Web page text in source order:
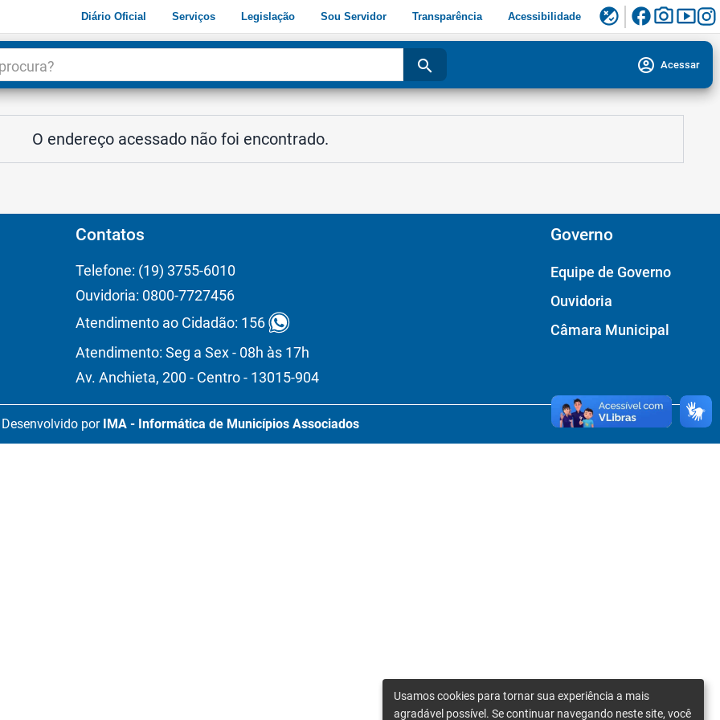
Diário Oficial Serviços Legislação Sou Servidor Transparência Acessibilidade flaky facebookphoto_camerasmart_display
search account_circle Acessar
O endereço acessado não foi encontrado.
Contatos
Telefone: (19) 3755-6010
Ouvidoria: 0800-7727456
Atendimento ao Cidadão: 156
Atendimento: Seg a Sex - 08h às 17h
Av. Anchieta, 200 - Centro - 13015-904
Governo
Equipe de Governo
Ouvidoria
Câmara Municipal
Desenvolvido por IMA - Informática de Municípios Associados
Usamos cookies para tornar sua experiência a mais
agradável possível. Se continuar navegando neste site, você